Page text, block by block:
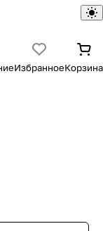
ИзбранноеКорзина